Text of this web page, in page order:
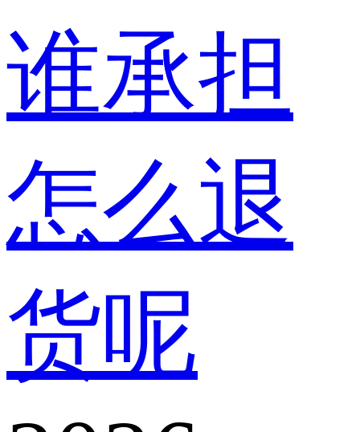
谁承担
怎么退
货呢